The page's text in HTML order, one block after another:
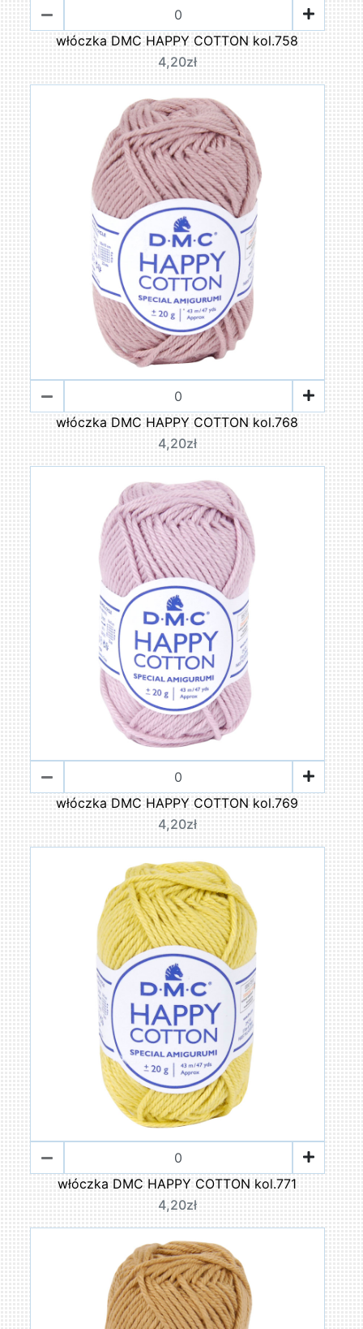
włóczka DMC HAPPY COTTON kol.758
4,20zł
włóczka DMC HAPPY COTTON kol.768
4,20zł
włóczka DMC HAPPY COTTON kol.769
4,20zł
włóczka DMC HAPPY COTTON kol.771
4,20zł